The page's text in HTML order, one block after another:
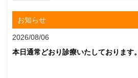
お知らせ
2026/08/06
本日通常どおり診療いたしております。